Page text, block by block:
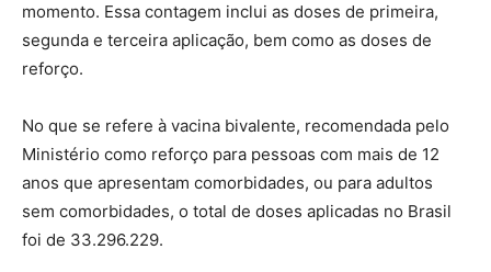
momento. Essa contagem inclui as doses de primeira,
segunda e terceira aplicação, bem como as doses de
reforço.
No que se refere à vacina bivalente, recomendada pelo
Ministério como reforço para pessoas com mais de 12
anos que apresentam comorbidades, ou para adultos
sem comorbidades, o total de doses aplicadas no Brasil
foi de 33.296.229.